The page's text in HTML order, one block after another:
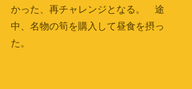
かった、再チャレンジとなる。　途
中、名物の筍を購入して昼食を摂っ
た。